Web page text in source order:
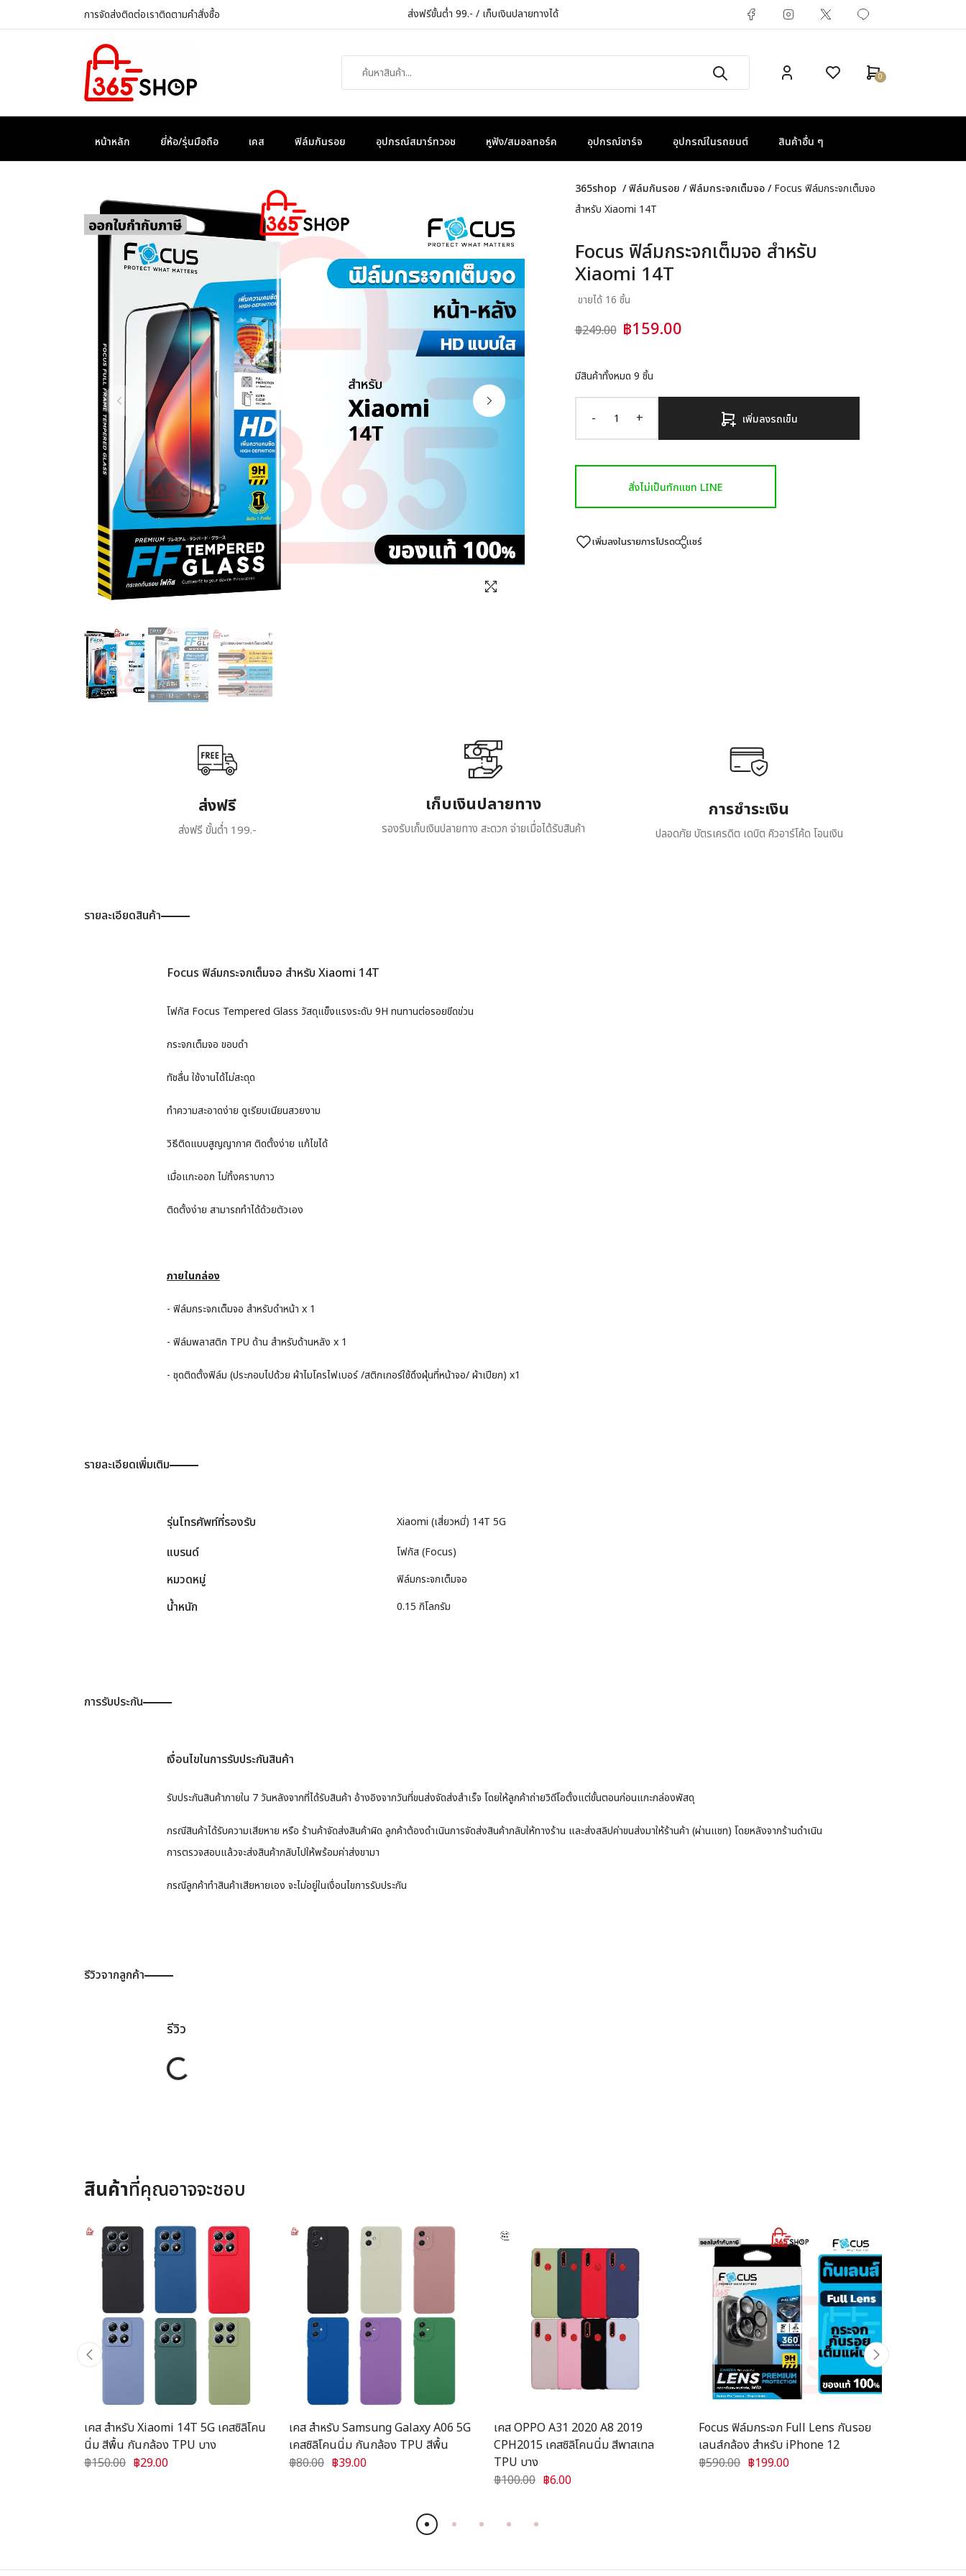
การจัดส่งติดต่อเราติดตามคำสั่งซื้อ ส่งฟรีขั้นต่ำ 99.- / เก็บเงินปลายทางได้
0
หน้าหลัก ยี่ห้อ/รุ่นมือถือ เคส ฟิล์มกันรอย อุปกรณ์สมาร์ทวอช หูฟัง/สมอลทอร์ค อุปกรณ์ชาร์จ อุปกรณ์ในรถยนต์ สินค้าอื่น ๆ
365shop / ฟิล์มกันรอย / ฟิล์มกระจกเต็มจอ / Focus ฟิล์มกระจกเต็มจอ
สำหรับ Xiaomi 14T
Focus ฟิล์มกระจกเต็มจอ สำหรับ
Xiaomi 14T
ขายได้ 16 ชิ้น
฿249.00 ฿159.00
มีสินค้าทั้งหมด 9 ชิ้น
- + เพิ่มลงรถเข็น
สั่งไม่เป็นทักแชท LINE
เพิ่มลงในรายการโปรด แชร์
ส่งฟรี
ส่งฟรี ขั้นต่ำ 199.-
เก็บเงินปลายทาง
รองรับเก็บเงินปลายทาง สะดวก จ่ายเมื่อได้รับสินค้า
การชำระเงิน
ปลอดภัย บัตรเครดิต เดบิต คิวอาร์โค้ด โอนเงิน
รายละเอียดสินค้า
Focus ฟิล์มกระจกเต็มจอ สำหรับ Xiaomi 14T
โฟกัส Focus Tempered Glass วัสดุแข็งแรงระดับ 9H ทนทานต่อรอยขีดข่วน
กระจกเต็มจอ ขอบดำ
ทัชลื่น ใช้งานได้ไม่สะดุด
ทำความสะอาดง่าย ดูเรียบเนียนสวยงาม
วิธีติดแบบสูญญากาศ ติดตั้งง่าย แก้ไขได้
เมื่อแกะออก ไม่ทิ้งคราบกาว
ติดตั้งง่าย สามารถทำได้ด้วยตัวเอง
ภายในกล่อง
- ฟิล์มกระจกเต็มจอ สำหรับดำหน้า x 1
- ฟิล์มพลาสติก TPU ด้าน สำหรับด้านหลัง x 1
- ชุดติดตั้งฟิล์ม (ประกอบไปด้วย ผ้าไมโครไฟเบอร์ /สติกเกอร์ใช้ดึงฝุ่นที่หน้าจอ/ ผ้าเปียก) x1
รายละเอียดเพิ่มเติม
รุ่นโทรศัพท์ที่รองรับ Xiaomi (เสี่ยวหมี่) 14T 5G
แบรนด์ โฟกัส (Focus)
หมวดหมู่ ฟิล์มกระจกเต็มจอ
น้ำหนัก 0.15 กิโลกรัม
การรับประกัน
เงื่อนไขในการรับประกันสินค้า
รับประกันสินค้าภายใน 7 วันหลังจากที่ได้รับสินค้า อ้างอิงจากวันที่ขนส่งจัดส่งสำเร็จ โดยให้ลูกค้าถ่ายวิดีโอตั้งแต่ขั้นตอนก่อนแกะกล่องพัสดุ
กรณีสินค้าได้รับความเสียหาย หรือ ร้านค้าจัดส่งสินค้าผิด ลูกค้าต้องดำเนินการจัดส่งสินค้ากลับให้ทางร้าน และส่งสลิปค่าขนส่งมาให้ร้านค้า (ผ่านแชท) โดยหลังจากร้านดำเนิน
การตรวจสอบแล้วจะส่งสินค้ากลับไปให้พร้อมค่าส่งขามา
กรณีลูกค้าทำสินค้าเสียหายเอง จะไม่อยู่ในเงื่อนไขการรับประกัน
รีวิวจากลูกค้า
รีวิว
Loading...
สินค้าที่คุณอาจจะชอบ
เคส สำหรับ Xiaomi 14T 5G เคสซิลิโคน
นิ่ม สีพื้น กันกล้อง TPU บาง
฿150.00 ฿29.00
เคส สำหรับ Samsung Galaxy A06 5G
เคสซิลิโคนนิ่ม กันกล้อง TPU สีพื้น
฿80.00 ฿39.00
เคส OPPO A31 2020 A8 2019
CPH2015 เคสซิลิโคนนิ่ม สีพาสเทล
TPU บาง
฿100.00 ฿6.00
Focus ฟิล์มกระจก Full Lens กันรอย
เลนส์กล้อง สำหรับ iPhone 12
฿590.00 ฿199.00